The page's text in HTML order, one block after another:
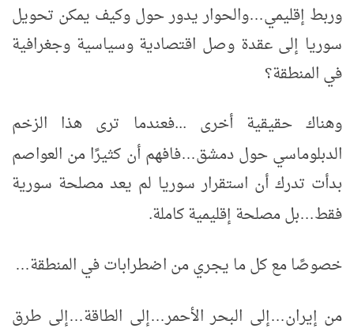
وربط إقليمي…والحوار يدور حول وكيف يمكن تحويل
سوريا إلى عقدة وصل اقتصادية وسياسية وجغرافية
في المنطقة؟
وهناك حقيقية أخرى ...فعندما ترى هذا الزخم
الدبلوماسي حول دمشق…فافهم أن كثيرًا من العواصم
بدأت تدرك أن استقرار سوريا لم يعد مصلحة سورية
فقط…بل مصلحة إقليمية كاملة.
خصوصًا مع كل ما يجري من اضطرابات في المنطقة…
من إيران…إلى البحر الأحمر…إلى الطاقة…إلى طرق